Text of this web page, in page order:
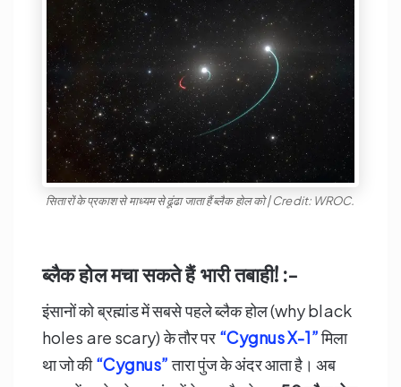
सितारों के प्रकाश से माध्यम से ढूंढा जाता हैं ब्लैक होल को | Credit: WROC.
ब्लैक होल मचा सकते हैं भारी तबाही! :-
इंसानों को ब्रह्मांड में सबसे पहले ब्लैक होल (why black
holes are scary) के तौर पर “Cygnus X-1”मिला
था जो की“Cygnus”तारा पुंज के अंदर आता है। अब